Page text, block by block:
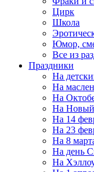
Цирк
Школа
Юмор,
Все из
Праздники
На
На
На
На Новый
На 14
На 23
На 8
На день
На